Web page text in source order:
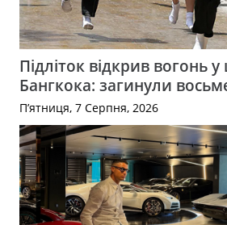
Підліток відкрив вогонь у
Бангкока: загинули
П’ятниця, 7 Серпня, 2026